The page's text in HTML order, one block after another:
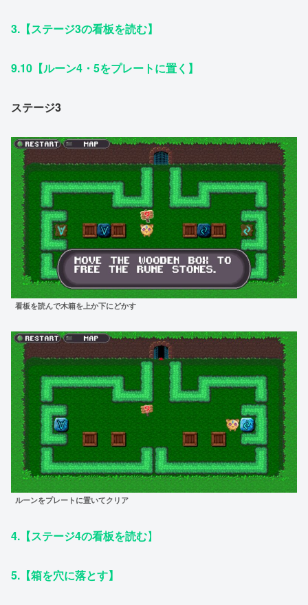
3.【ステージ3の看板を読む】
9.10【ルーン4・5をプレートに置く】
ステージ3
看板を読んで木箱を上か下にどかす
ルーンをプレートに置いてクリア
4.【ステージ4の看板を読む】
5.【箱を穴に落とす】